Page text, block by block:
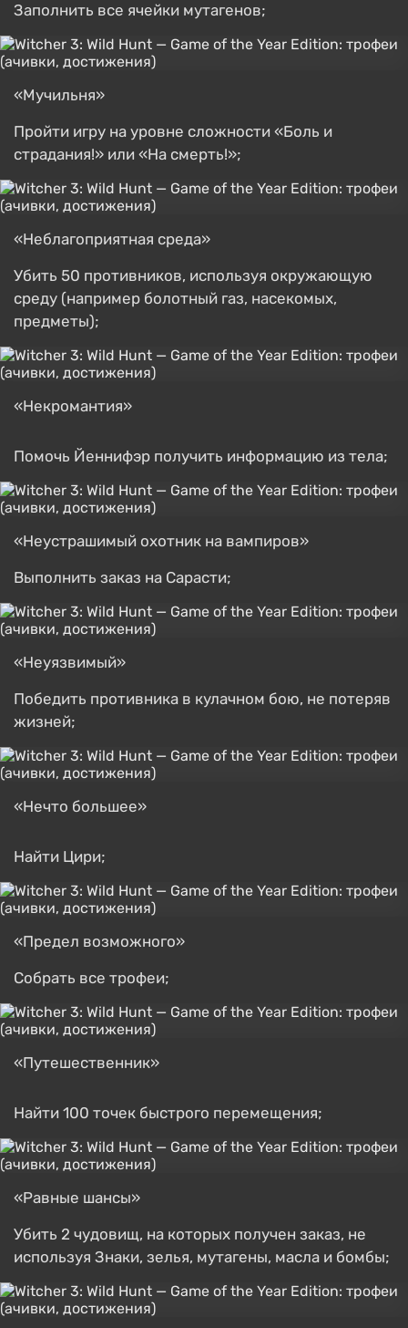
Заполнить все ячейки мутагенов;
«Мучильня»
Пройти игру на уровне сложности «Боль и
страдания!» или «На смерть!»;
«Неблагоприятная среда»
Убить 50 противников, используя окружающую
среду (например болотный газ, насекомых,
предметы);
«Некромантия»
Помочь Йеннифэр получить информацию из тела;
«Неустрашимый охотник на вампиров»
Выполнить заказ на Сарасти;
«Неуязвимый»
Победить противника в кулачном бою, не потеряв
жизней;
«Нечто большее»
Найти Цири;
«Предел возможного»
Собрать все трофеи;
«Путешественник»
Найти 100 точек быстрого перемещения;
«Равные шансы»
Убить 2 чудовищ, на которых получен заказ, не
используя Знаки, зелья, мутагены, масла и бомбы;